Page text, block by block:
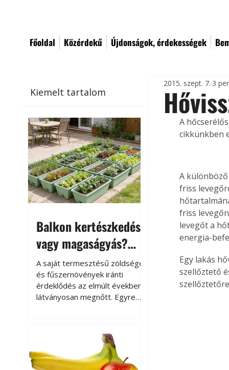
Főoldal Közérdekű Újdonságok, érdekességek
Kiemelt tartalom
Balkon kertészkedés
vagy magaságyás?
Helytakarékos
kertészkedés
A saját termesztésű zöldségek
és fűszernövények iránti
érdeklődés az elmúlt években
látványosan megnőtt. Egyre
kertészkedés sokak számára
kikapcsolódást és feltöltődést
is jelent.
2015. szept. 7. 3
A
cikkünkben
A
friss
friss
levegőt a
energia-
Egy lakás
szellőztető